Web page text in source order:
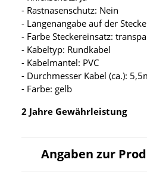
- Rastnasenschutz: Nein
- Längenangabe auf der
- Farbe Steckereinsatz:
- Kabeltyp: Rundkabel
- Kabelmantel: PVC
- Durchmesser Kabel (ca.):
- Farbe: gelb
2 Jahre Gewährleistung
Angaben zur